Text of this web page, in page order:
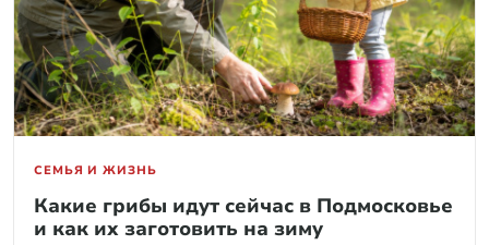
СЕМЬЯ И ЖИЗНЬ
Какие грибы идут сейчас в Подмосковье
и как их заготовить на зиму